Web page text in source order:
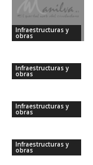
Infraestructuras y
obras
Infraestructuras y
obras
Infraestructuras y
obras
Infraestructuras y
obras